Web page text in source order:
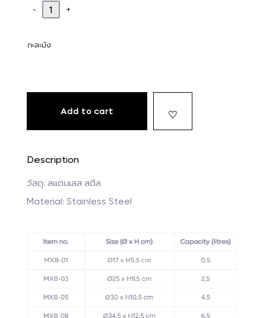
- +
กะละมัง
Add to cart
Description
วัสดุ: สแตนเลส สตีล
Material: Stainless Steel